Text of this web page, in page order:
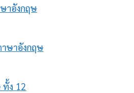
าอังกฤษ
ษาอังกฤษ
ทั้ง 12